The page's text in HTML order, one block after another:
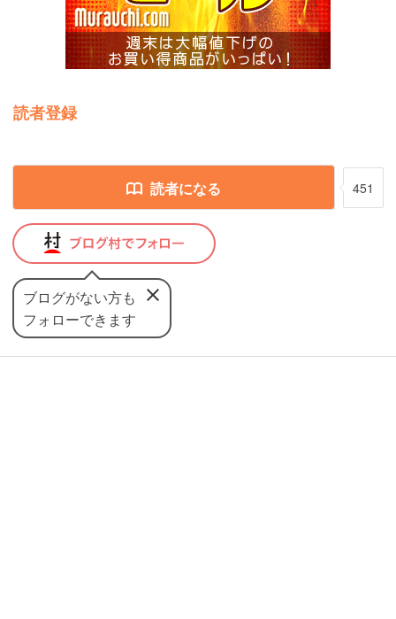
読者登録
読者になる 451
ブログがない方も
フォローできます